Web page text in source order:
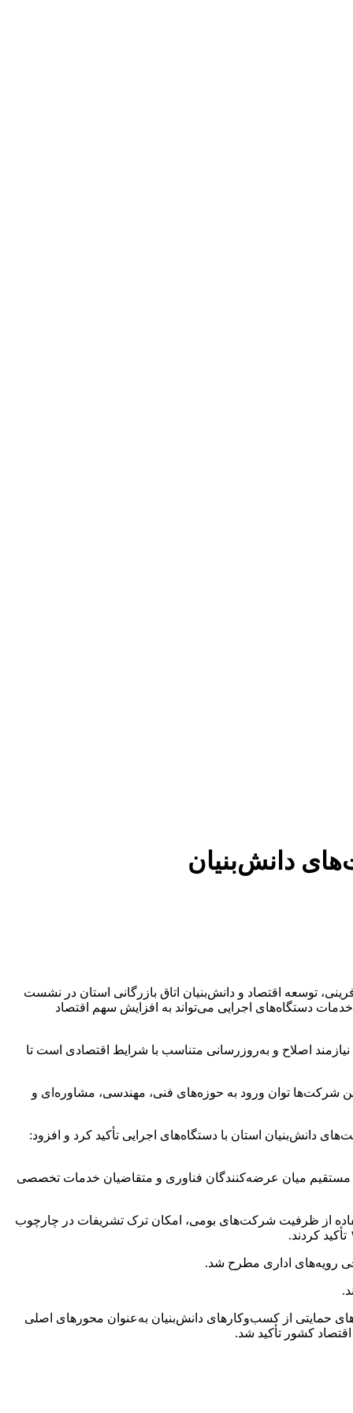
دانش‌بنیان
توسعه اقتصاد و دانش‌بنیان اتاق بازرگانی استان در نشست
دستگاه‌های اجرایی می‌تواند به افزایش سهم اقتصاد
اصلاح و به‌روزرسانی متناسب با شرایط اقتصادی است تا
شرکت‌ها توان ورود به حوزه‌های فنی، مهندسی، مشاوره‌ای و
دانش‌بنیان استان با دستگاه‌های اجرایی تأکید کرد و افزود:
مستقیم میان عرضه‌کنندگان فناوری و متقاضیان خدمات تخصصی
از ظرفیت شرکت‌های بومی، امکان ترک تشریفات در چارچوب
رویه‌های اداری مطرح شد.
حمایتی از کسب‌وکارهای دانش‌بنیان به‌عنوان محورهای اصلی
کشور تأکید شد.